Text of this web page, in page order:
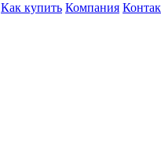
Как купить Компания